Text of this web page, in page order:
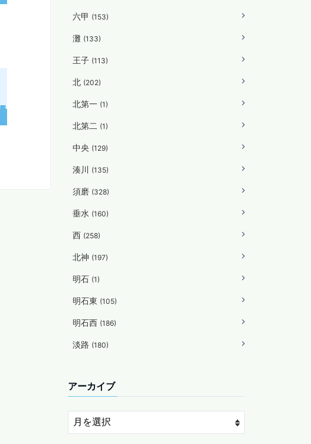
六甲 (153)
灘 (133)
王子 (113)
北 (202)
北第一 (1)
北第二 (1)
中央 (129)
湊川 (135)
須磨 (328)
垂水 (160)
西 (258)
北神 (197)
明石 (1)
明石東 (105)
明石西 (186)
淡路 (180)
アーカイブ